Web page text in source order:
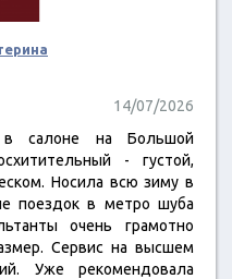
14/07/2026
в салоне на Большой
- густой,
Носила всю зиму в
поездок в метро шуба
очень грамотно
Сервис на высшем
Уже рекомендовала